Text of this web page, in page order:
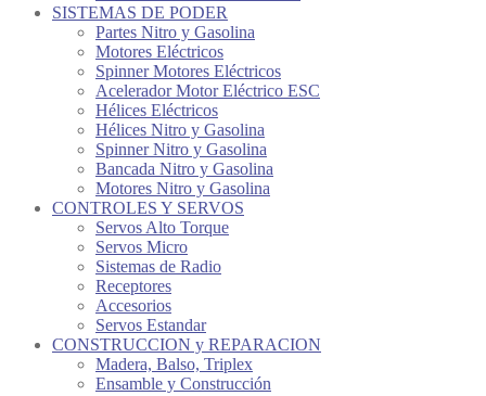
SISTEMAS DE PODER
Partes Nitro y Gasolina
Motores Eléctricos
Spinner Motores Eléctricos
Acelerador Motor Eléctrico ESC
Hélices Eléctricos
Hélices Nitro y Gasolina
Spinner Nitro y Gasolina
Bancada Nitro y Gasolina
Motores Nitro y Gasolina
CONTROLES Y SERVOS
Servos Alto Torque
Servos Micro
Sistemas de Radio
Receptores
Accesorios
Servos Estandar
CONSTRUCCION y REPARACION
Madera, Balso, Triplex
Ensamble y Construcción